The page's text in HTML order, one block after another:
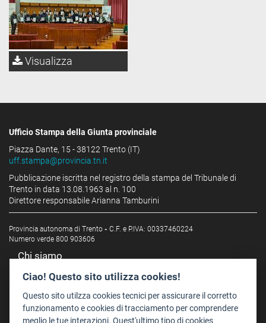
Visualizza
Ufficio Stampa della Giunta provinciale
Piazza Dante, 15 - 38122 Trento (IT)
uff.stampa@provincia.tn.it
Pubblicazione iscritta nel registro della stampa del Tribunale di
Trento in data 13.08.1963 al n. 100
Direttore responsabile Arianna Tamburini
Provincia autonoma di Trento - C.F. e P.IVA: 00337460224
Numero verde 800 903606
Chi siamo
Redazione
Staff
Format - Centro Audiovisivi
Ciao! Questo sito utilizza cookies!
Questo sito utilzza cookies tecnici per assicurare il corretto
funzionamento e cookies di tracciamento per comprendere
meglio le tue interazioni. Quest'ultimo tipo di cookies